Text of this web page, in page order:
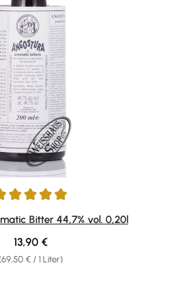
von 4.94 von 5 Sternen
Bitter 44,7% vol. 0,20l
€ / 1 Liter)
Regulärer Preis:
13,90 €